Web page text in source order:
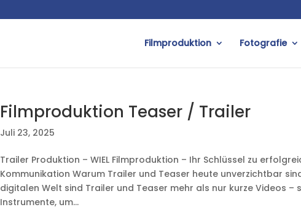
Filmproduktion Fotografie
Filmproduktion Teaser / Trailer
Juli 23, 2025
Trailer Produktion – WIEL Filmproduktion – Ihr Schlüssel zu
Kommunikation Warum Trailer und Teaser heute unverzichtbar
digitalen Welt sind Trailer und Teaser mehr als nur kurze Videos –
Instrumente, um...